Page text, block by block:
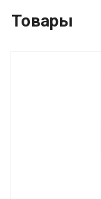
Товары